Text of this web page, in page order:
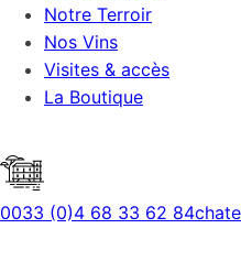
Notre Terroir
Nos Vins
Visites & accès
La Boutique
0033 (0)4 68 33 62 84